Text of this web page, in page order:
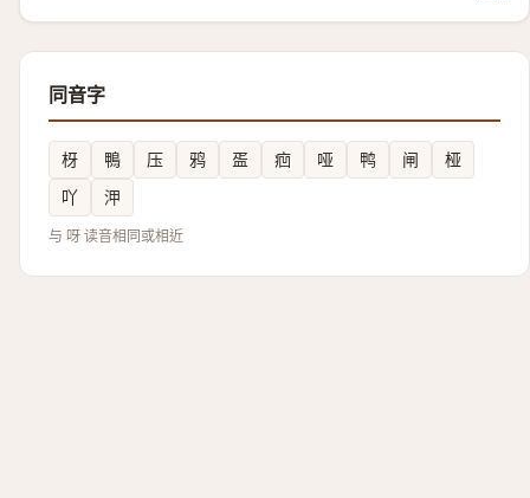
同音字
枒 鴨 压 鸦 㿿 㾎 哑 鸭 闸
桠
吖
㳌
与 呀 读音相同或相近